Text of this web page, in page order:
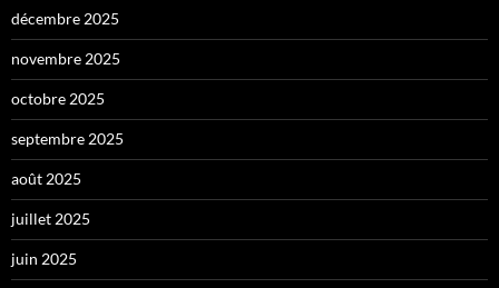
décembre 2025
novembre 2025
octobre 2025
septembre 2025
août 2025
juillet 2025
juin 2025